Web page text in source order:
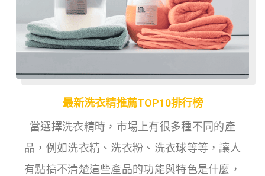
最新洗衣精推薦TOP10排行榜
當選擇洗衣精時，市場上有很多種不同的產
品，例如洗衣精、洗衣粉、洗衣球等等，讓人
有點搞不清楚這些產品的功能與特色是什麼，